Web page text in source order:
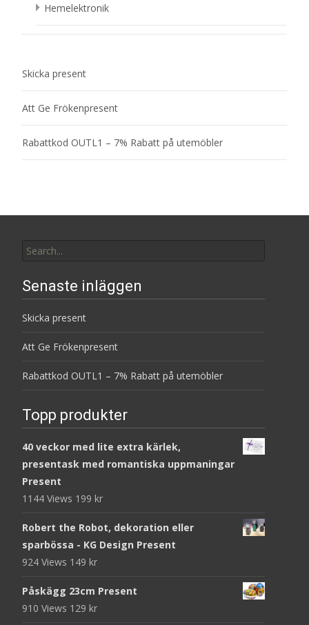
Hemelektronik
Skicka present
Att Ge Frökenpresent
Rabattkod OUTL1 – 7% Rabatt på utemöbler
for:
Senaste inläggen
Skicka present
Att Ge Frökenpresent
Rabattkod OUTL1 – 7% Rabatt på utemöbler
Topp produkter
40 veckor med lite extra kärlek,
presentask med romantiska uppmaningar
Present
1144 Views 199 kr
Robert the Robot, dekoration eller
sparbössa - KG Design Present
924 Views 149 kr
Påskägg 23cm Present
910 Views 129 kr